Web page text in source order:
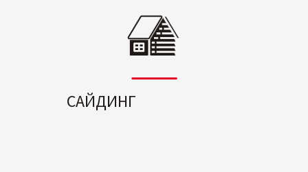
САЙДИНГ